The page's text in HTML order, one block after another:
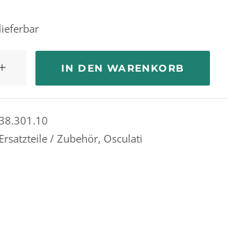
IN DEN WARENKORB
Ersatzteile / Zubehör, Osculati